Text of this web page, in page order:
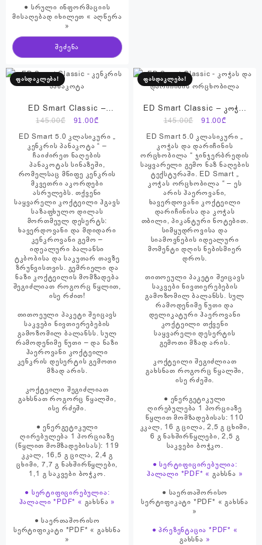
● სრული ინფორმაციის
მისაღებად იხილეთ « აღწერა
»
შეძენა
ფასდაკლება!
ED Smart Classic –
კენკრის პანაკოტა
145.00₾
Original
price
was:
145.00₾.
91.00₾Current
price
is:
91.00₾.
ED Smart 5.0 კლასიკური „
კენკრის პანაკოტა “ –
ჩაიძირეთ ნაღების
პანაკოტას სინაზეში,
რომელსაც მწიფე კენკრის
მკვეთრი აკორდები
ასრულებს. თქვენი
საყვარელი კოქტეილი ჰგავს
საზაფხულო დილას
მორთმეულ დესერტს:
ხავერდოვანი და მდიდარი
კენკროვანი გემო –
იდეალური ბალანსი
ტკბობისა და საკუთარ თავზე
ზრუნვისთვის. გემრიელი და
ნაზი კოქტეილის მომზადება
შეგიძლიათ როგორც წყლით,
ისე რძით!
თითოეული პაკეტი შეიცავს
საკვები ნივთიერებების
გამოზომილ ბალანსს. სულ
რამოდენიმე წუთი – და ნაზი
ჰაეროვანი კოქტეილი
კენკრის დესერტის გემოთი
მზად არის.
კოქტეილი შეგიძლიათ
გახსნათ როგორც წყალში,
ისე რძეში.
● ენერგეტიკული
ღირებულება 1 პორციაზე
(წყლით მომზადებისას): 119
კკალ, 16,5 გ ცილა, 2,4 გ
ცხიმი, 7,7 გ ნახშირწყლები,
1,1 გ საკვები ბოჭკო.
● სერტიფიცირებულია:
ჰალალი *PDF* « გახსნა »
● საერთაშორისო
სერტიფიკატი *PDF* « გახსნა
»
ფასდაკლება!
ED Smart Classic – კოჭას
და დარიჩინის ორცხობილა
145.00₾
Original
price
was:
145.00₾.
91.00₾Current
price
is:
91.00₾.
ED Smart 5.0 კლასიკური „
კოჭას და დარიჩინის
ორცხობილა “ ჯინჯერბრედის
საყვარელი გემო ნაზ ნაღების
ტექსტურაში. ED Smart „
კოჭას ორცხობილა “ – ეს
არის ჰაეროვანი,
ხავერდოვანი კოქტეილი
დარიჩინისა და კოჭას
თბილი, პიკანტური ნოტებით.
სიმყუდროვისა და
სიამოვნების იდეალური
მომენტი დღის ნებისმიერ
დროს.
თითოეული პაკეტი შეიცავს
საკვები ნივთიერებების
გამოზომილ ბალანსს. სულ
რამოდენიმე წუთი და
დელიკატური ჰაეროვანი
კოქტეილი თქვენი
საყვარელი დესერტის
გემოთი მზად არის.
კოქტეილი შეგიძლიათ
გახსნათ როგორც წყალში,
ისე რძეში.
● ენერგეტიკული
ღირებულება 1 პორციაზე
წყლით მომზადებისას: 110
კკალ, 16 გ ცილა, 2,5 გ ცხიმი,
6 გ ნახშირწყლები, 2,5 გ
საკვები ბოჭკო.
● სერტიფიცირებულია:
ჰალალი *PDF* « გახსნა »
● საერთაშორისო
სერტიფიკატი *PDF* «გახსნა
»
● პრეზენტაცია *PDF* «
გახსნა »